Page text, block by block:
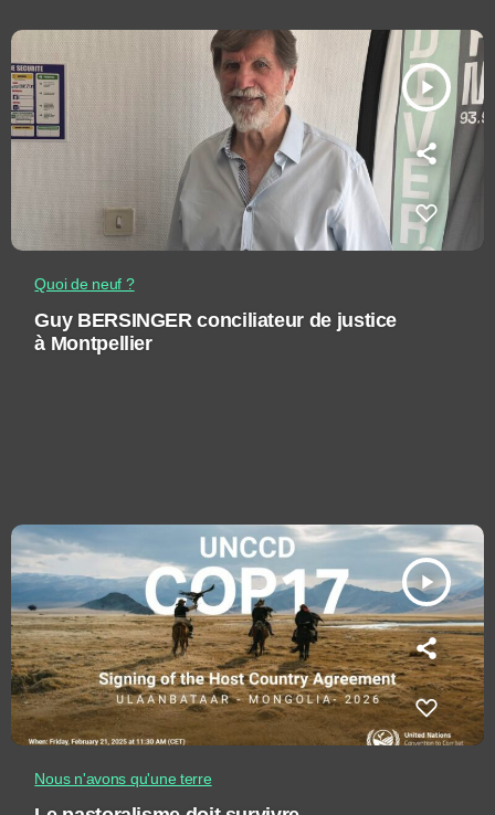
play_arrow
Quoi de neuf ?
Guy BERSINGER conciliateur de justice
à Montpellier
play_arrow
Nous n'avons qu'une terre